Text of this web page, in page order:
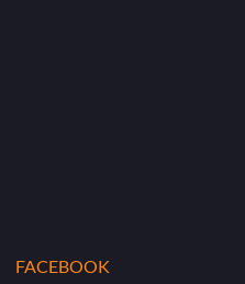
FACEBOOK